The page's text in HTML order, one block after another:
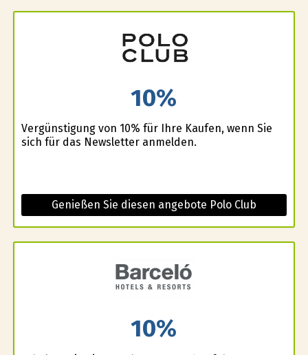
10%
Vergünstigung von 10% für Ihre Kaufen, wenn Sie
sich für das Newsletter anmelden.
Genießen Sie diesen angebote Polo Club
10%